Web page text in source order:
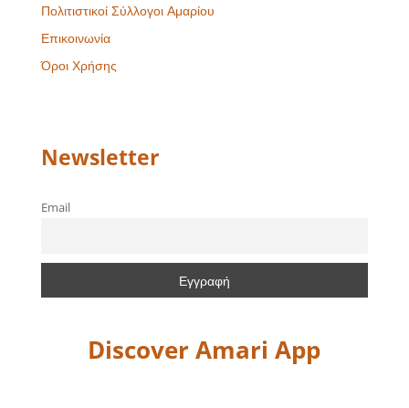
Πολιτιστικοί Σύλλογοι Αμαρίου
Επικοινωνία
Όροι Χρήσης
Newsletter
Email
Discover Amari App